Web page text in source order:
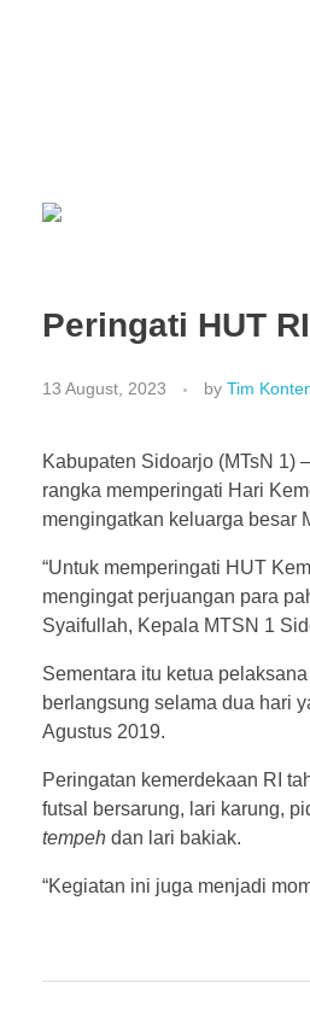
Peringati HUT
13 August, 2023 by Tim
Kabupaten Sidoarjo (MTsN 1)
rangka memperingati Hari
mengingatkan keluarga besar
“Untuk memperingati HUT
mengingat perjuangan para
Syaifullah, Kepala MTSN 1
Sementara itu ketua
berlangsung selama dua hari
Agustus 2019.
Peringatan kemerdekaan RI
futsal bersarung, lari karung,
tempeh dan lari bakiak.
“Kegiatan ini juga menjadi